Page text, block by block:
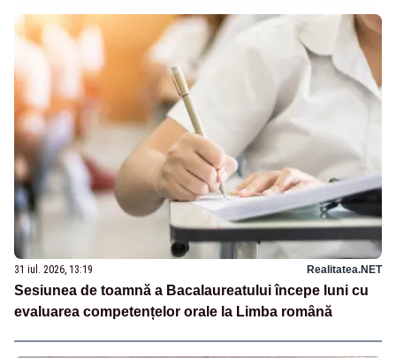
31 iul. 2026, 13:19 Realitatea.NET
Sesiunea de toamnă a Bacalaureatului începe luni cu
evaluarea competențelor orale la Limba română